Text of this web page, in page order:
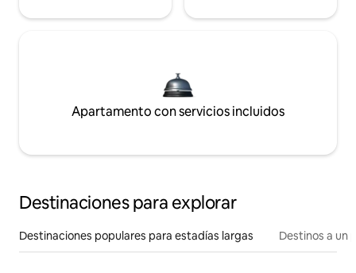
Apartamento con servicios incluidos
Destinaciones para explorar
Destinaciones populares para estadías largas Destinos a un